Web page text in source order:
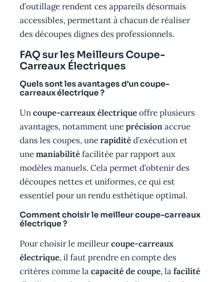
d’outillage rendent ces appareils désormais
accessibles, permettant à chacun de réaliser
des découpes dignes des professionnels.
FAQ sur les Meilleurs Coupe-
Carreaux Électriques
Quels sont les avantages d’un coupe-
carreaux électrique ?
Uncoupe-carreaux électriqueoffre plusieurs
avantages, notamment uneprécisionaccrue
dans les coupes, unerapiditéd’exécution et
unemaniabilitéfacilitée par rapport aux
modèles manuels. Cela permet d’obtenir des
découpes nettes et uniformes, ce qui est
essentiel pour un rendu esthétique optimal.
Comment choisir le meilleur coupe-carreaux
électrique ?
Pour choisir le meilleurcoupe-carreaux
électrique, il faut prendre en compte des
critères comme lacapacité de coupe, lafacilité